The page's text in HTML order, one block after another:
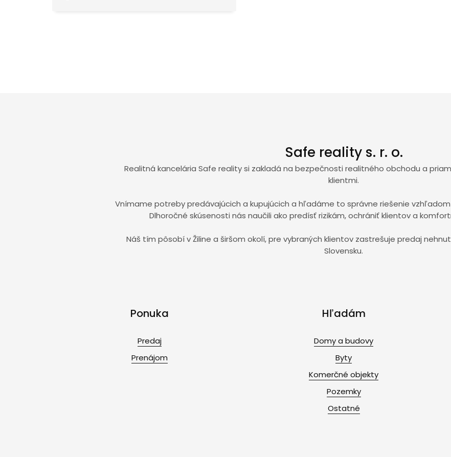
Safe reality s. r. o.
Realitná kancelária Safe reality si zakladá na bezpečnosti realitného obchodu a
klientmi.
Vnímame potreby predávajúcich a kupujúcich a hľadáme to správne riešenie
Dlhoročné skúsenosti nás naučili ako predísť rizikám, ochrániť klientov a
Náš tím pôsobí v Žiline a širšom okolí, pre vybraných klientov zastrešuje predaj
Slovensku.
Ponuka
Predaj
Prenájom
Hľadám
Domy a budovy
Byty
Komerčné objekty
Pozemky
Ostatné